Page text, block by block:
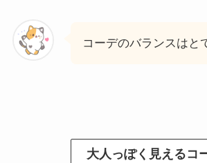
コーデのバランスはと
大人っぽく見えるコ